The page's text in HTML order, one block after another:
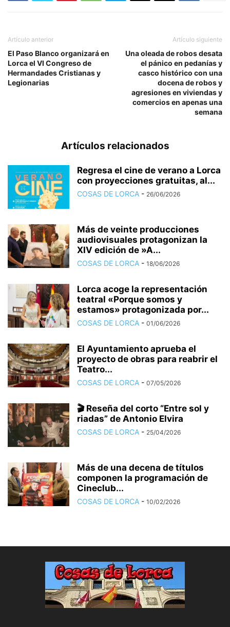
Artículo anterior
El Paso Blanco organizará en
Lorca el VI Congreso de
Hermandades Cristianas y
Legionarias
Artículo siguiente
Una oleada de robos desata
el pánico en pedanías y
casco histórico con una
docena de robos y
agresiones en viviendas y
comercios en apenas una
semana
Artículos relacionados
Regresa el cine de verano a Lorca
con proyecciones gratuitas, al...
COSAS DE LORCA - 26/06/2026
Más de veinte producciones
audiovisuales protagonizan la
XIV edición de »A...
COSAS DE LORCA - 18/06/2026
Lorca acoge la representación
teatral «Porque somos y
estamos» protagonizada por...
COSAS DE LORCA - 01/06/2026
El Ayuntamiento aprueba el
proyecto de obras para reabrir el
Teatro...
COSAS DE LORCA - 07/05/2026
🎬 Reseña del corto “Entre sol y
riadas” de Antonio Elvira
COSAS DE LORCA - 25/04/2026
Más de una decena de títulos
componen la programación de
Cineclub...
COSAS DE LORCA - 10/02/2026